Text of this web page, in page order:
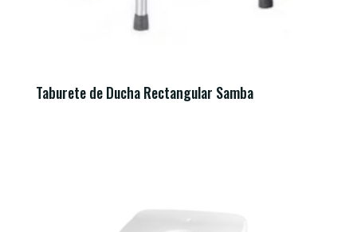
Taburete de Ducha Rectangular Samba